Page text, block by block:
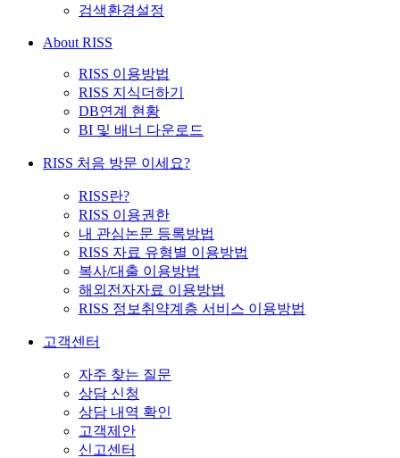
검색환경설정
About RISS
RISS 이용방법
RISS 지식더하기
DB연계 현황
BI 및 배너 다운로드
RISS 처음 방문 이세요?
RISS란?
RISS 이용권한
내 관심논문 등록방법
RISS 자료 유형별 이용방법
복사/대출 이용방법
해외전자자료 이용방법
RISS 정보취약계층 서비스 이용방법
고객센터
자주 찾는 질문
상담 신청
상담 내역 확인
고객제안
신고센터